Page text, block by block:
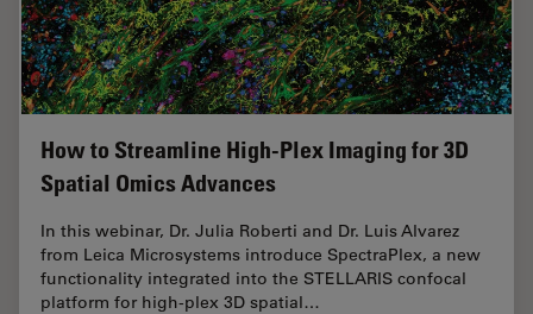
How to Streamline High-Plex Imaging for 3D
Spatial Omics Advances
In this webinar, Dr. Julia Roberti and Dr. Luis Alvarez
from Leica Microsystems introduce SpectraPlex, a new
functionality integrated into the STELLARIS confocal
platform for high-plex 3D spatial…